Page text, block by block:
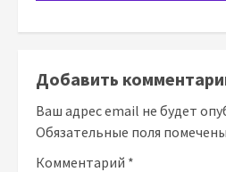
Добавить
Ваш адрес email не будет
Обязательные поля помечены
Комментарий *